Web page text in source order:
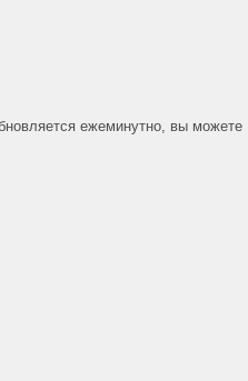
ежеминутно, вы можете